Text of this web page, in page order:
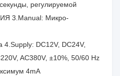
регулируемой
3.Manual: Микро-
4.Supply: DC12V, DC24V,
AC380V, ±10%, 50/60 Hz
4mA